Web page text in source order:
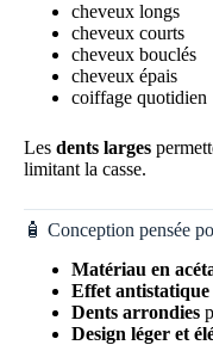
cheveux longs
cheveux courts
cheveux bouclés
cheveux épais
coiffage quotidien
Les dents larges
limitant la casse.
🧴 Conception pensée
Matériau en
Effet antistatique
Dents arrondies
Design léger et